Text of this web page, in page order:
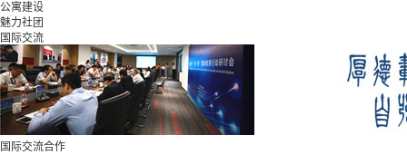
公寓建设
魅力社团
国际交流
国际交流合作